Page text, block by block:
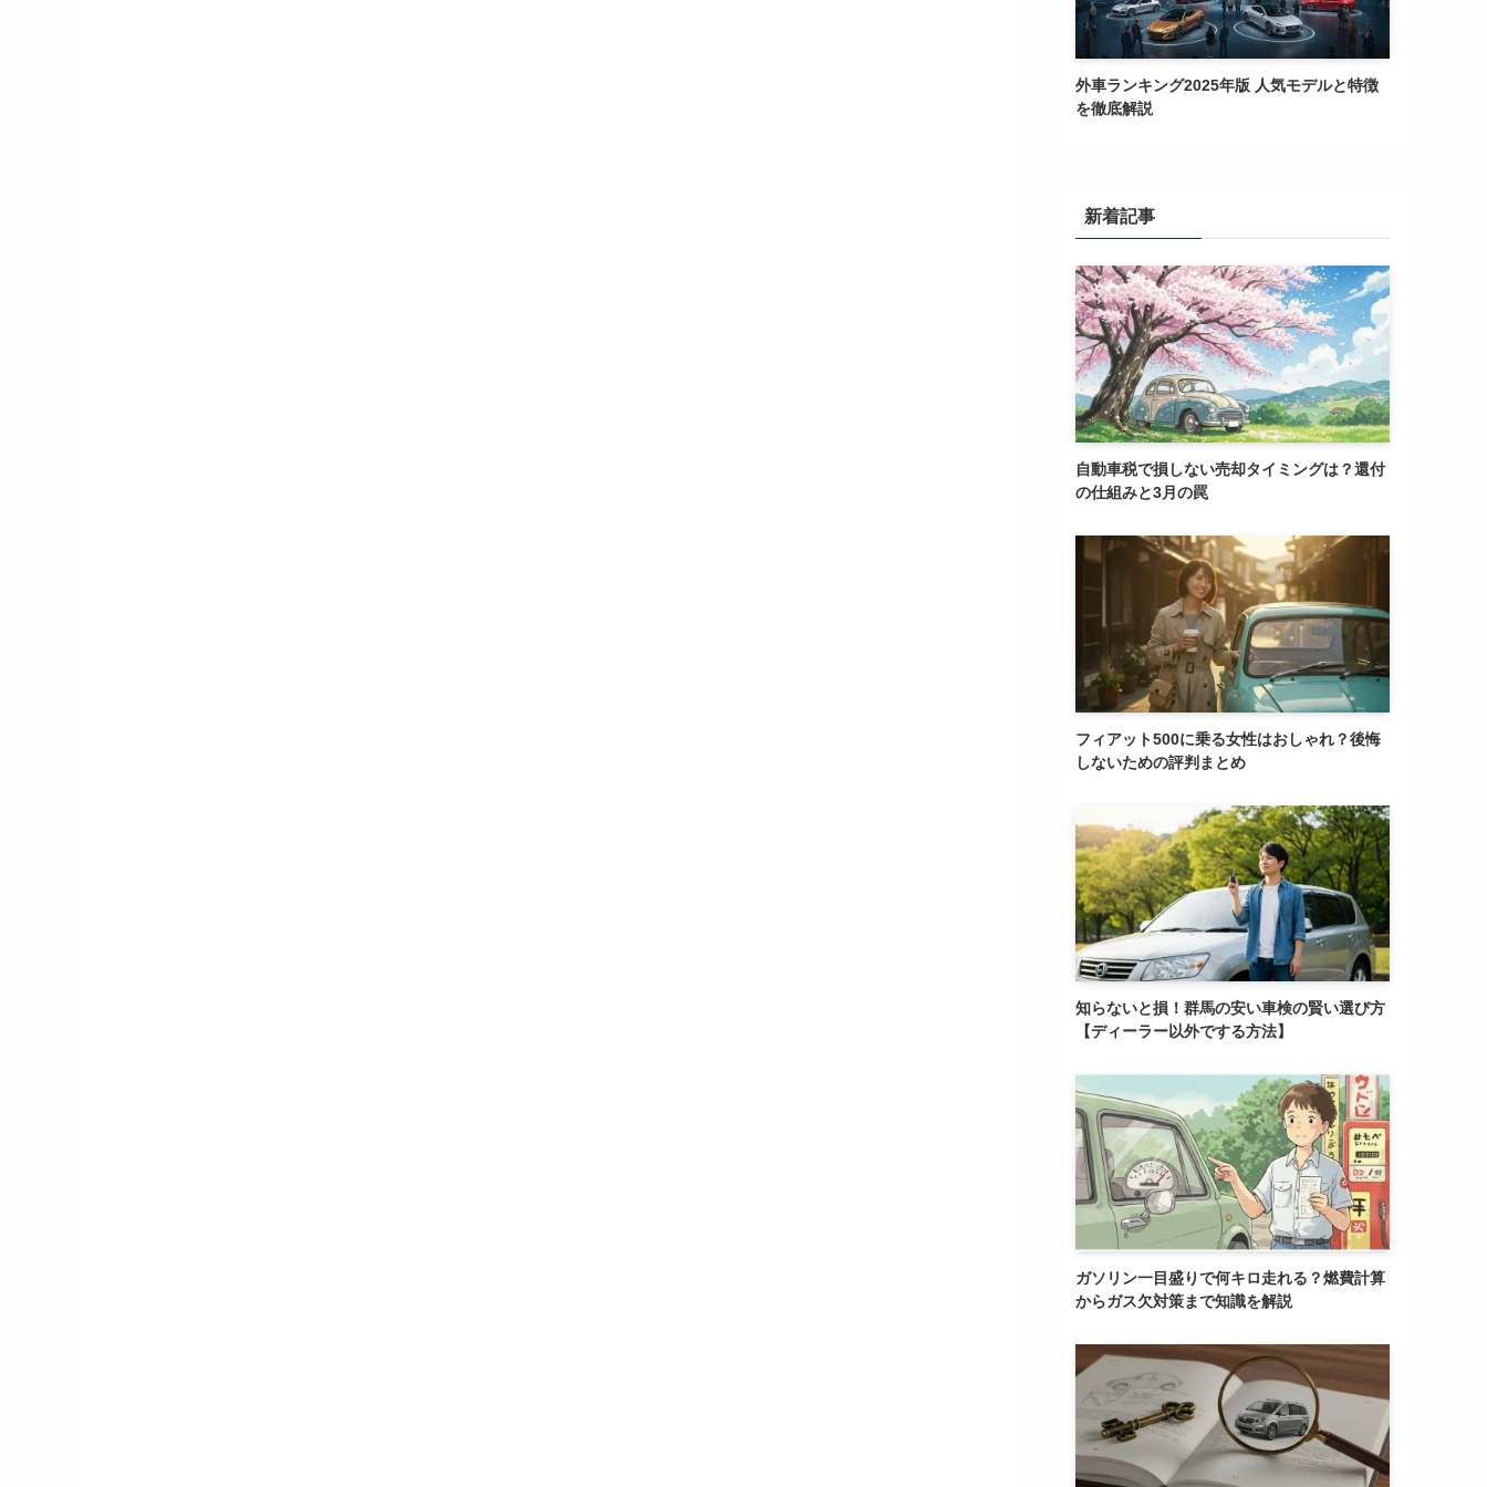
外車ランキング2025年版 人気モデルと特徴
を徹底解説
新着記事
自動車税で損しない売却タイミングは？還付
の仕組みと3月の罠
フィアット500に乗る女性はおしゃれ？後悔
しないための評判まとめ
知らないと損！群馬の安い車検の賢い選び方
【ディーラー以外でする方法】
ガソリン一目盛りで何キロ走れる？燃費計算
からガス欠対策まで知識を解説